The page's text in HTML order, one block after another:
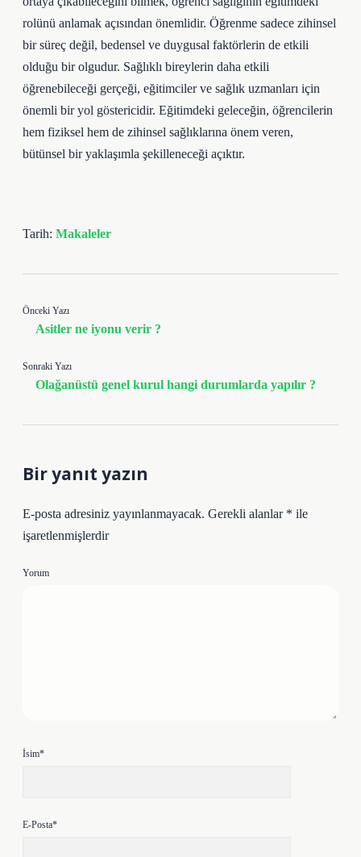
rolünü anlamak açısından önemlidir. Öğrenme sadece zihinsel
bir süreç değil, bedensel ve duygusal faktörlerin de etkili
olduğu bir olgudur. Sağlıklı bireylerin daha etkili
öğrenebileceği gerçeği, eğitimciler ve sağlık uzmanları için
önemli bir yol göstericidir. Eğitimdeki geleceğin, öğrencilerin
hem fiziksel hem de zihinsel sağlıklarına önem veren,
bütünsel bir yaklaşımla şekilleneceği açıktır.
Tarih: Makaleler
Önceki Yazı
Asitler ne iyonu verir ?
Sonraki Yazı
Olağanüstü genel kurul hangi durumlarda yapılır ?
Bir yanıt yazın
E-posta adresiniz yayınlanmayacak. Gerekli alanlar * ile
işaretlenmişlerdir
Yorum
İsim*
E-Posta*